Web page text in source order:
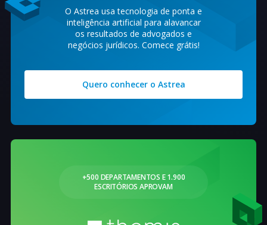
O Astrea usa tecnologia de ponta e
inteligência artificial para alavancar
os resultados de advogados e
negócios jurídicos. Comece grátis!
Quero conhecer o Astrea
+500 DEPARTAMENTOS E 1.900
ESCRITÓRIOS APROVAM